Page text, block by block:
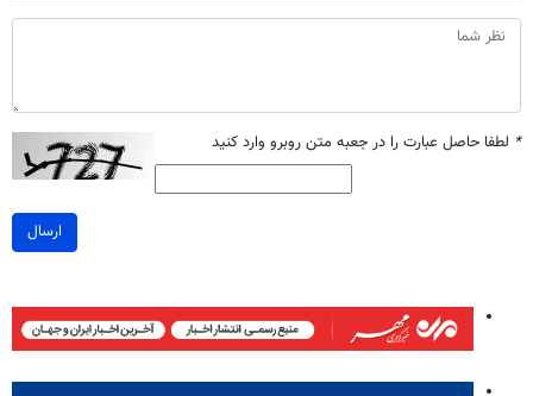
* لطفا حاصل عبارت را در جعبه متن روبرو وارد کنید
ارسال